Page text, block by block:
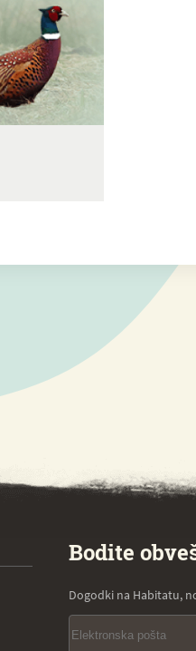
Bodite
Dogodki na Habitatu,